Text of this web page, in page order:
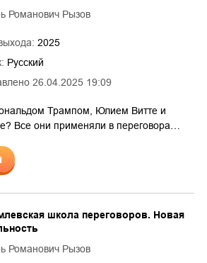
26.04.2025 19:09
Романович Рызов
2025
Русский
Трампом, Юлием Витте и
Все они применяли в переговора…
школа переговоров. Новая
Романович Рызов